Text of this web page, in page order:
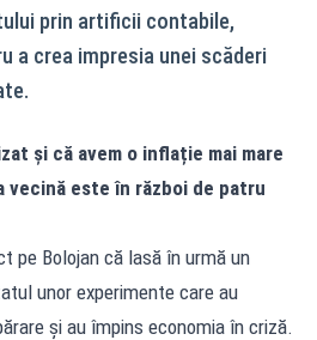
prin artificii contabile,
a crea impresia unei scăderi
și că avem o inflație mai mare
vecină este în război de patru
pe Bolojan că lasă în urmă un
unor experimente care au
și au împins economia în criză.